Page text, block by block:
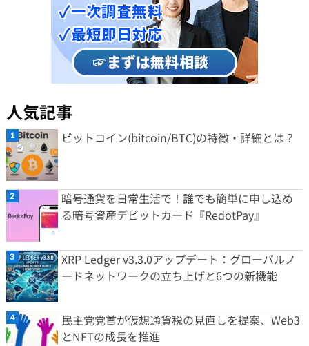
人気記事
ビットコイン(bitcoin/BTC)の特徴・詳細とは？
暗号通貨を日常生活で！誰でも簡単に申し込め
る暗号資産デビットカード『RedotPay』
XRP Ledger v3.3.0アップデート：グローバルノ
ードネットワークの立ち上げと6つの新機能
民主党党首が仮想通貨税の見直しを提案、Web3
とNFTの成長を推進